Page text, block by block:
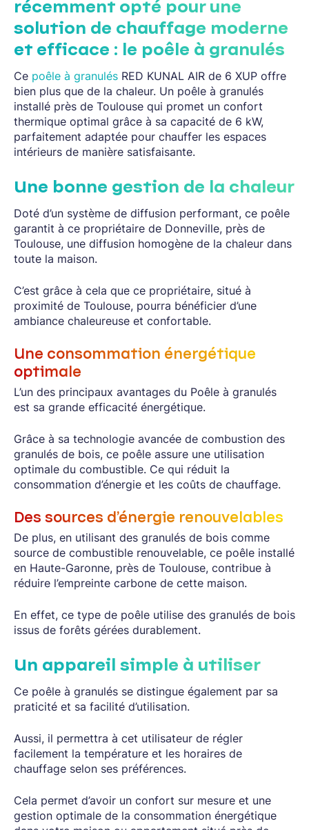
récemment opté pour une
solution de chauffage moderne
et efficace : le poêle à granulés
Ce poêle à granulés RED KUNAL AIR de 6 XUP offre
bien plus que de la chaleur. Un poêle à granulés
installé près de Toulouse qui promet un confort
thermique optimal grâce à sa capacité de 6 kW,
parfaitement adaptée pour chauffer les espaces
intérieurs de manière satisfaisante.
Une bonne gestion de la chaleur
Doté d’un système de diffusion performant, ce poêle
garantit à ce propriétaire de Donneville, près de
Toulouse, une diffusion homogène de la chaleur dans
toute la maison.
C’est grâce à cela que ce propriétaire, situé à
proximité de Toulouse, pourra bénéficier d’une
ambiance chaleureuse et confortable.
Une consommation énergétique
optimale
L’un des principaux avantages du Poêle à granulés
est sa grande efficacité énergétique.
Grâce à sa technologie avancée de combustion des
granulés de bois, ce poêle assure une utilisation
optimale du combustible. Ce qui réduit la
consommation d’énergie et les coûts de chauffage.
Des sources d’énergie renouvelables
De plus, en utilisant des granulés de bois comme
source de combustible renouvelable, ce poêle installé
en Haute-Garonne, près de Toulouse, contribue à
réduire l’empreinte carbone de cette maison.
En effet, ce type de poêle utilise des granulés de bois
issus de forêts gérées durablement.
Un appareil simple à utiliser
Ce poêle à granulés se distingue également par sa
praticité et sa facilité d’utilisation.
Aussi, il permettra à cet utilisateur de régler
facilement la température et les horaires de
chauffage selon ses préférences.
Cela permet d’avoir un confort sur mesure et une
gestion optimale de la consommation énergétique